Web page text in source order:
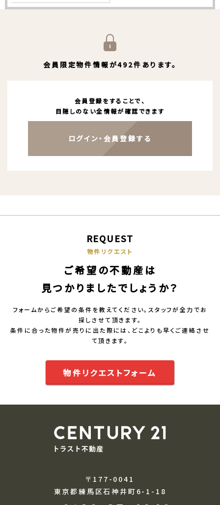
会員限定物件情報が492件あります。
会員登録をすることで、
目隠しのない全情報が確認できます
ログイン・会員登録する
REQUEST
物件リクエスト
ご希望の不動産は
見つかりましたでしょうか？
フォームからご希望の条件を教えてください。スタッフが全力でお
探しさせて頂きます。
条件に合った物件が売りに出た際には、どこよりも早くご連絡させ
て頂きます。
物件リクエストフォーム
〒177-0041
東京都練馬区石神井町6-1-18